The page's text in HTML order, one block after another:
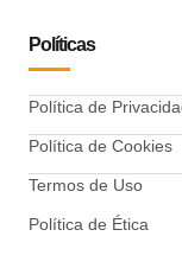
Políticas
Política de
Política de Cookies
Termos de Uso
Política de Ética